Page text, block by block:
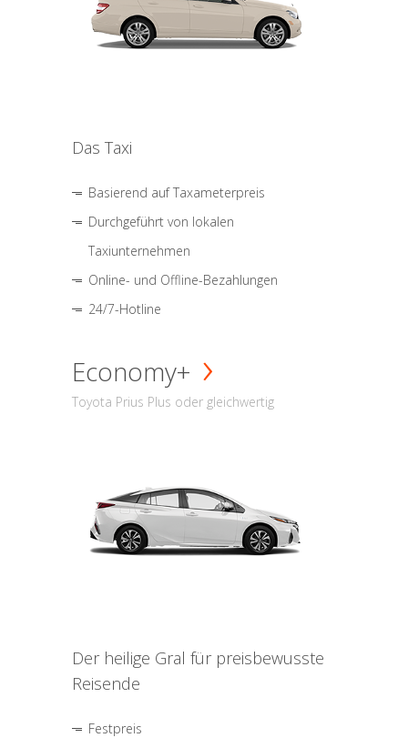
Das Taxi
Basierend auf Taxameterpreis
Durchgeführt von lokalen
Taxiunternehmen
Online- und Offline-Bezahlungen
24/7-Hotline
Economy+
Toyota Prius Plus oder gleichwertig
Der heilige Gral für preisbewusste
Reisende
Festpreis